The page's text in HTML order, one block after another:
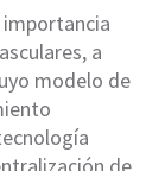
importancia
a
modelo de